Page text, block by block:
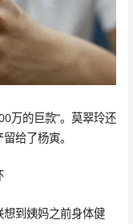
万的巨款”。莫翠玲还
给了杨寅。
到姨妈之前身体健